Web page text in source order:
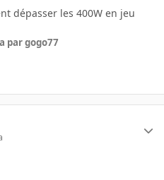
dépasser les 400W en jeu
par gogo77